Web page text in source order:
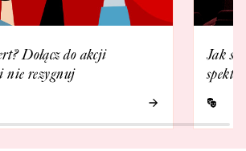
Dołącz do akcji
nie rezygnuj
Jak